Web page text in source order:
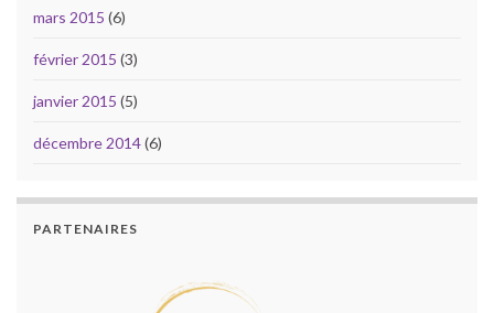
mars 2015 (6)
février 2015 (3)
janvier 2015 (5)
décembre 2014(6)
PARTENAIRES